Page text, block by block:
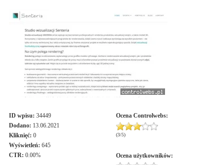
ID wpisu: 34449
Dodano: 13.06.2021
Kliknięć: 0
Wyświetleń: 645
CTR: 0.00%
Ocena Controlwebs:
(3/5)
Ocena użytkowników: